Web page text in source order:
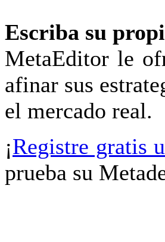
Escriba su
MetaEditor le
afinar sus
el mercado real.
¡Registre gratis
prueba su